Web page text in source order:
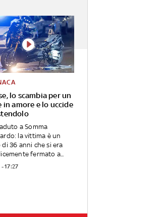
lo scambia per un
in amore e lo uccide
a Somma
la vittima è un
di 36 anni che si era
fermato a...
17:27